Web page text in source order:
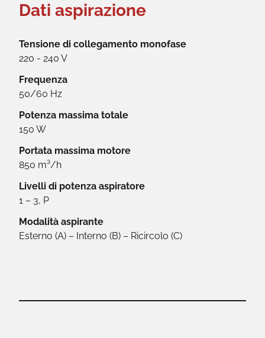
Dati aspirazione
Tensione di collegamento monofase
220 - 240 V
Frequenza
50/60 Hz
Potenza massima totale
150 W
Portata massima motore
850 m³/h
Livelli di potenza aspiratore
1 – 3, P
Modalità aspirante
Esterno (A) – Interno (B) – Ricircolo (C)